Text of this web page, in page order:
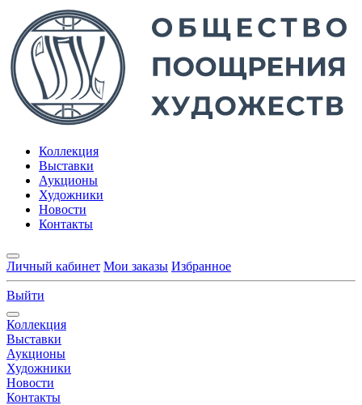
Коллекция
Выставки
Аукционы
Художники
Новости
Контакты
Личный кабинет Мои заказы Избранное
Выйти
Коллекция
Выставки
Аукционы
Художники
Новости
Контакты